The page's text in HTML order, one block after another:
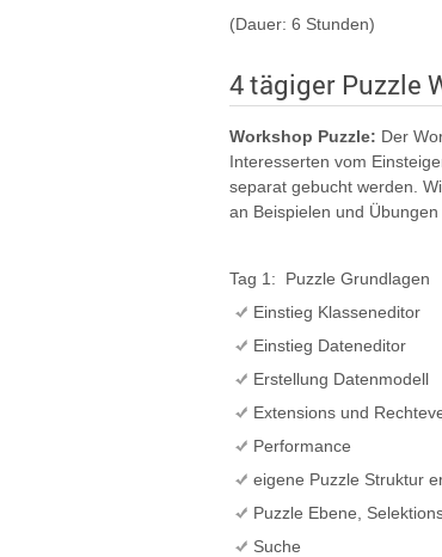
(Dauer: 6 Stunden)
4 tägiger Puzzle
Workshop Puzzle: Der
Interesserten vom
separat gebucht werden.
an Beispielen und Übungen
Tag 1: Puzzle Grundlagen
Einstieg Klasseneditor
Einstieg Dateneditor
Erstellung Datenmodell
Extensions und
Performance
eigene Puzzle Struktur
Puzzle Ebene,
Suche